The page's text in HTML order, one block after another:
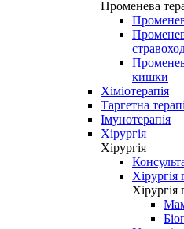
Променева
кишки
Хіміотерапія
Таргетна
Імунотерапія
Хірургія
Хірургія
Хірургія
Хірургія